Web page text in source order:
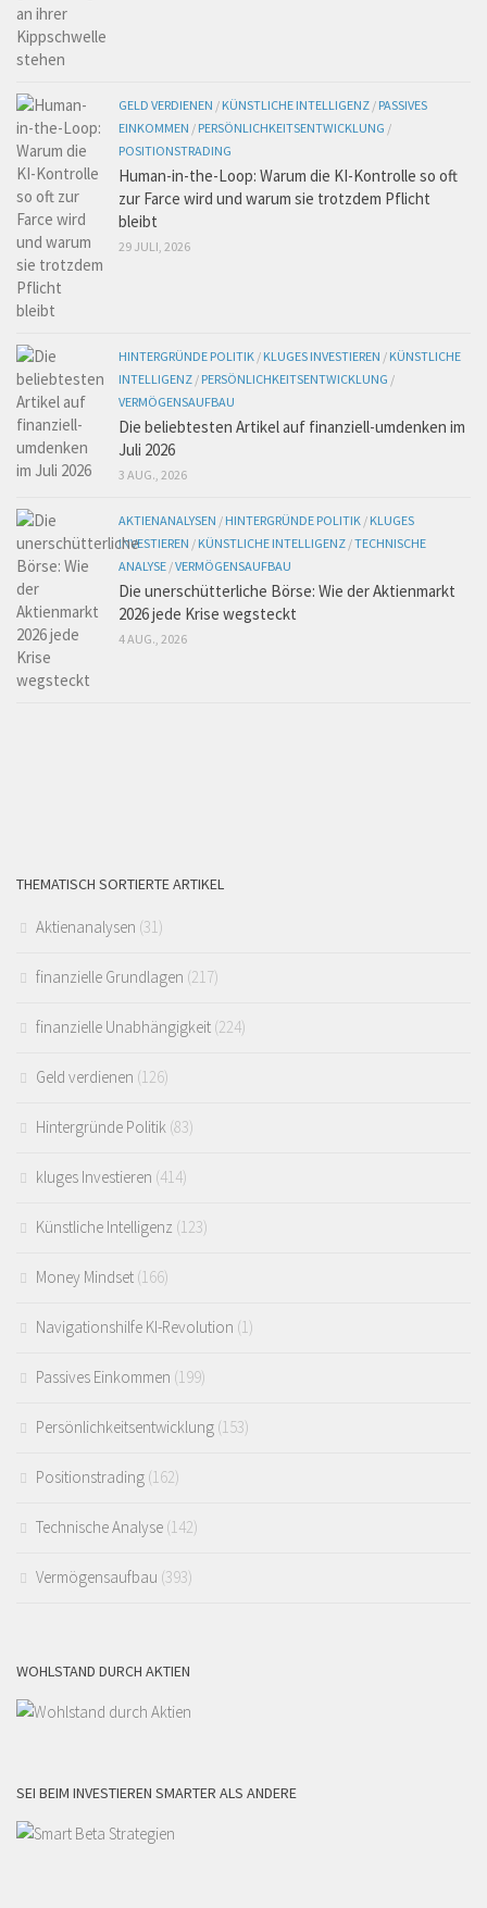
GELD VERDIENEN / KÜNSTLICHE INTELLIGENZ / PASSIVES
EINKOMMEN / PERSÖNLICHKEITSENTWICKLUNG /
POSITIONSTRADING
Human-in-the-Loop: Warum die KI-Kontrolle so oft
zur Farce wird und warum sie trotzdem Pflicht
bleibt
29 JULI, 2026
HINTERGRÜNDE POLITIK / KLUGES INVESTIEREN / KÜNSTLICHE
INTELLIGENZ / PERSÖNLICHKEITSENTWICKLUNG /
VERMÖGENSAUFBAU
Die beliebtesten Artikel auf finanziell-umdenken im
Juli 2026
3 AUG., 2026
AKTIENANALYSEN / HINTERGRÜNDE POLITIK / KLUGES
INVESTIEREN / KÜNSTLICHE INTELLIGENZ /TECHNISCHE
ANALYSE /VERMÖGENSAUFBAU
Die unerschütterliche Börse: Wie der Aktienmarkt
2026 jede Krise wegsteckt
4 AUG., 2026
THEMATISCH SORTIERTE ARTIKEL
Aktienanalysen (31)
finanzielle Grundlagen (217)
finanzielle Unabhängigkeit (224)
Geld verdienen (126)
Hintergründe Politik (83)
kluges Investieren (414)
Künstliche Intelligenz (123)
Money Mindset (166)
Navigationshilfe KI-Revolution (1)
Passives Einkommen (199)
Persönlichkeitsentwicklung (153)
Positionstrading (162)
Technische Analyse (142)
Vermögensaufbau (393)
WOHLSTAND DURCH AKTIEN
SEI BEIM INVESTIEREN SMARTER ALS ANDERE